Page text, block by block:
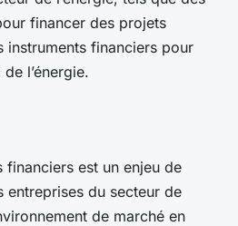
financer des projets
instruments financiers pour
l’énergie.
financiers est un enjeu de
entreprises du secteur de
de marché en